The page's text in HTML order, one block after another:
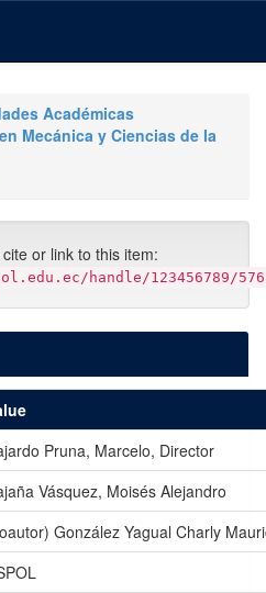
Académicas
Mecánica y Ciencias de la
or link to this item:
handle/123456789/
Pruna, Marcelo, Director
Vásquez, Moisés Alejandro
González Yagual Charly